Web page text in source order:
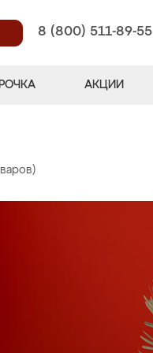
8 (800) 511-89-55
АКЦИИ